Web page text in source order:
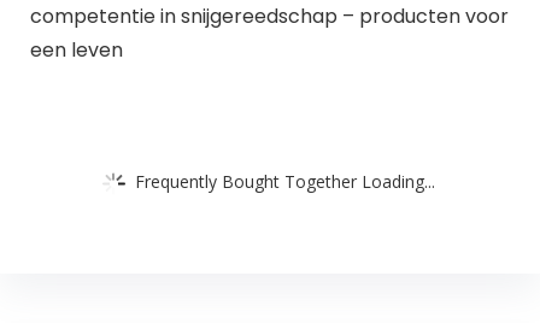
competentie in snijgereedschap – producten voor
een leven
Frequently Bought Together Loading...